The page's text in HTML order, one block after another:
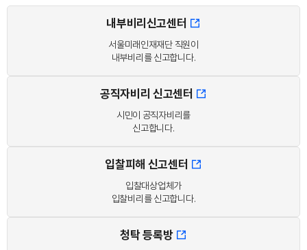
내부비리신고센터
서울미래인재재단 직원이
내부비리를 신고합니다.
공직자비리 신고센터
시민이 공직자비리를
신고합니다.
입찰피해 신고센터
입찰대상업체가
입찰비리를 신고합니다.
청탁 등록방